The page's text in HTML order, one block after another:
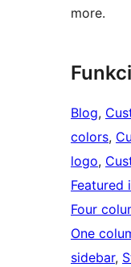
more.
Blog,
colors,
logo,
Featured
Four
One
sidebar,